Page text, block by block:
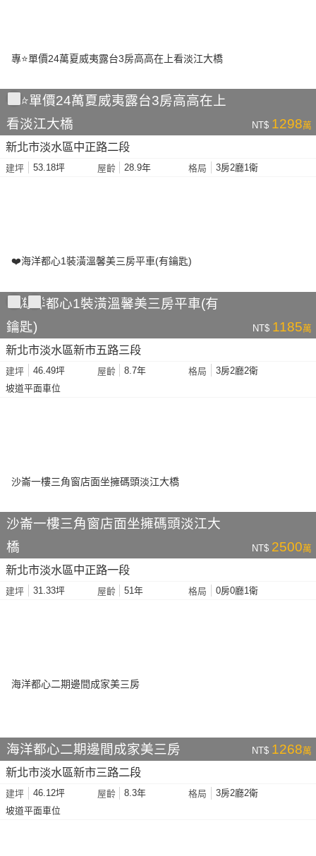
專⭐單價24萬夏威夷露台3房高高在上
看淡江大橋
NT$ 1298萬
新北市淡水區中正路二段
建坪 53.18坪 屋齡 28.9年 格局 3房2廳1衛
❤️海洋都心1裝潢溫馨美三房平車(有
鑰匙)
NT$ 1185萬
新北市淡水區新市五路三段
建坪 46.49坪 屋齡 8.7年 格局
3房2廳2衛
坡道平面車位
沙崙一樓三角窗店面坐擁碼頭淡江大
橋
NT$ 2500萬
新北市淡水區中正路一段
建坪 31.33坪 屋齡 51年 格局 0房0廳1衛
海洋都心二期邊間成家美三房 NT$ 1268萬
新北市淡水區新市三路二段
建坪 46.12坪 屋齡 8.3年 格局
3房2廳2衛
坡道平面車位